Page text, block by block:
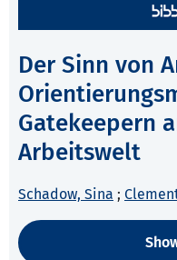
Der Sinn von
Gatekeepern
Arbeitswelt
Schadow, Sina ;